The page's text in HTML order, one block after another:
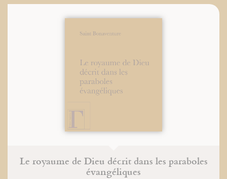
Le royaume de Dieu décrit dans les paraboles
évangéliques